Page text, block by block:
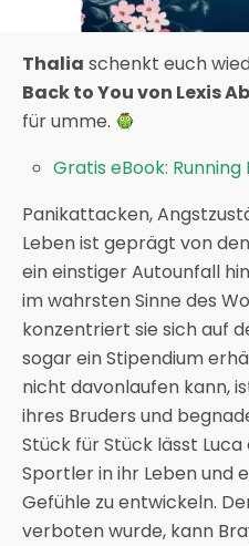
Thalia schenkt euch
Back to You von Lexis
für umme.
Gratis eBook: Running
Panikattacken,
Leben ist geprägt von
ein einstiger Autounfall
im wahrsten Sinne des
konzentriert sie sich auf
sogar ein Stipendium
nicht davonlaufen kann,
ihres Bruders und
Stück für Stück lässt
Sportler in ihr Leben und
Gefühle zu entwickeln.
verboten wurde, kann